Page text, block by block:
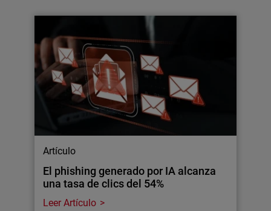
Artículo
El phishing generado por IA alcanza
una tasa de clics del 54%
Leer Artículo